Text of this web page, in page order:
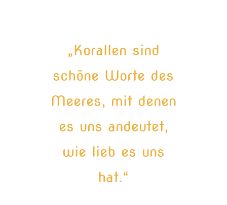
„Korallen sind
schöne Worte des
Meeres, mit denen
es uns andeutet,
wie lieb es uns
hat.“